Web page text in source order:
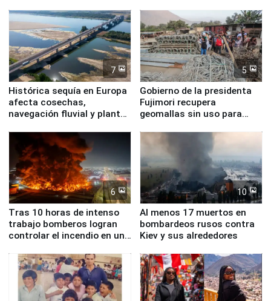
7
Histórica sequía en Europa
afecta cosechas,
navegación fluvial y plantas
5
Gobierno de la presidenta
Fujimori recupera
geomallas sin uso para
Fenómeno El Niño
6
Tras 10 horas de intenso
trabajo bomberos logran
controlar el incendio en una
de Chile
10
Al menos 17 muertos en
bombardeos rusos contra
Kiev y sus alrededores